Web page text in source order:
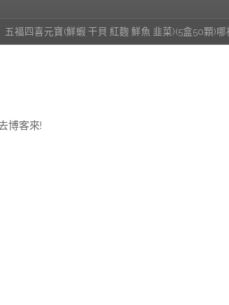
福四喜元寶(鮮蝦 干貝 紅麴 鮮魚 韭菜)(5盒50顆)哪
博客來!